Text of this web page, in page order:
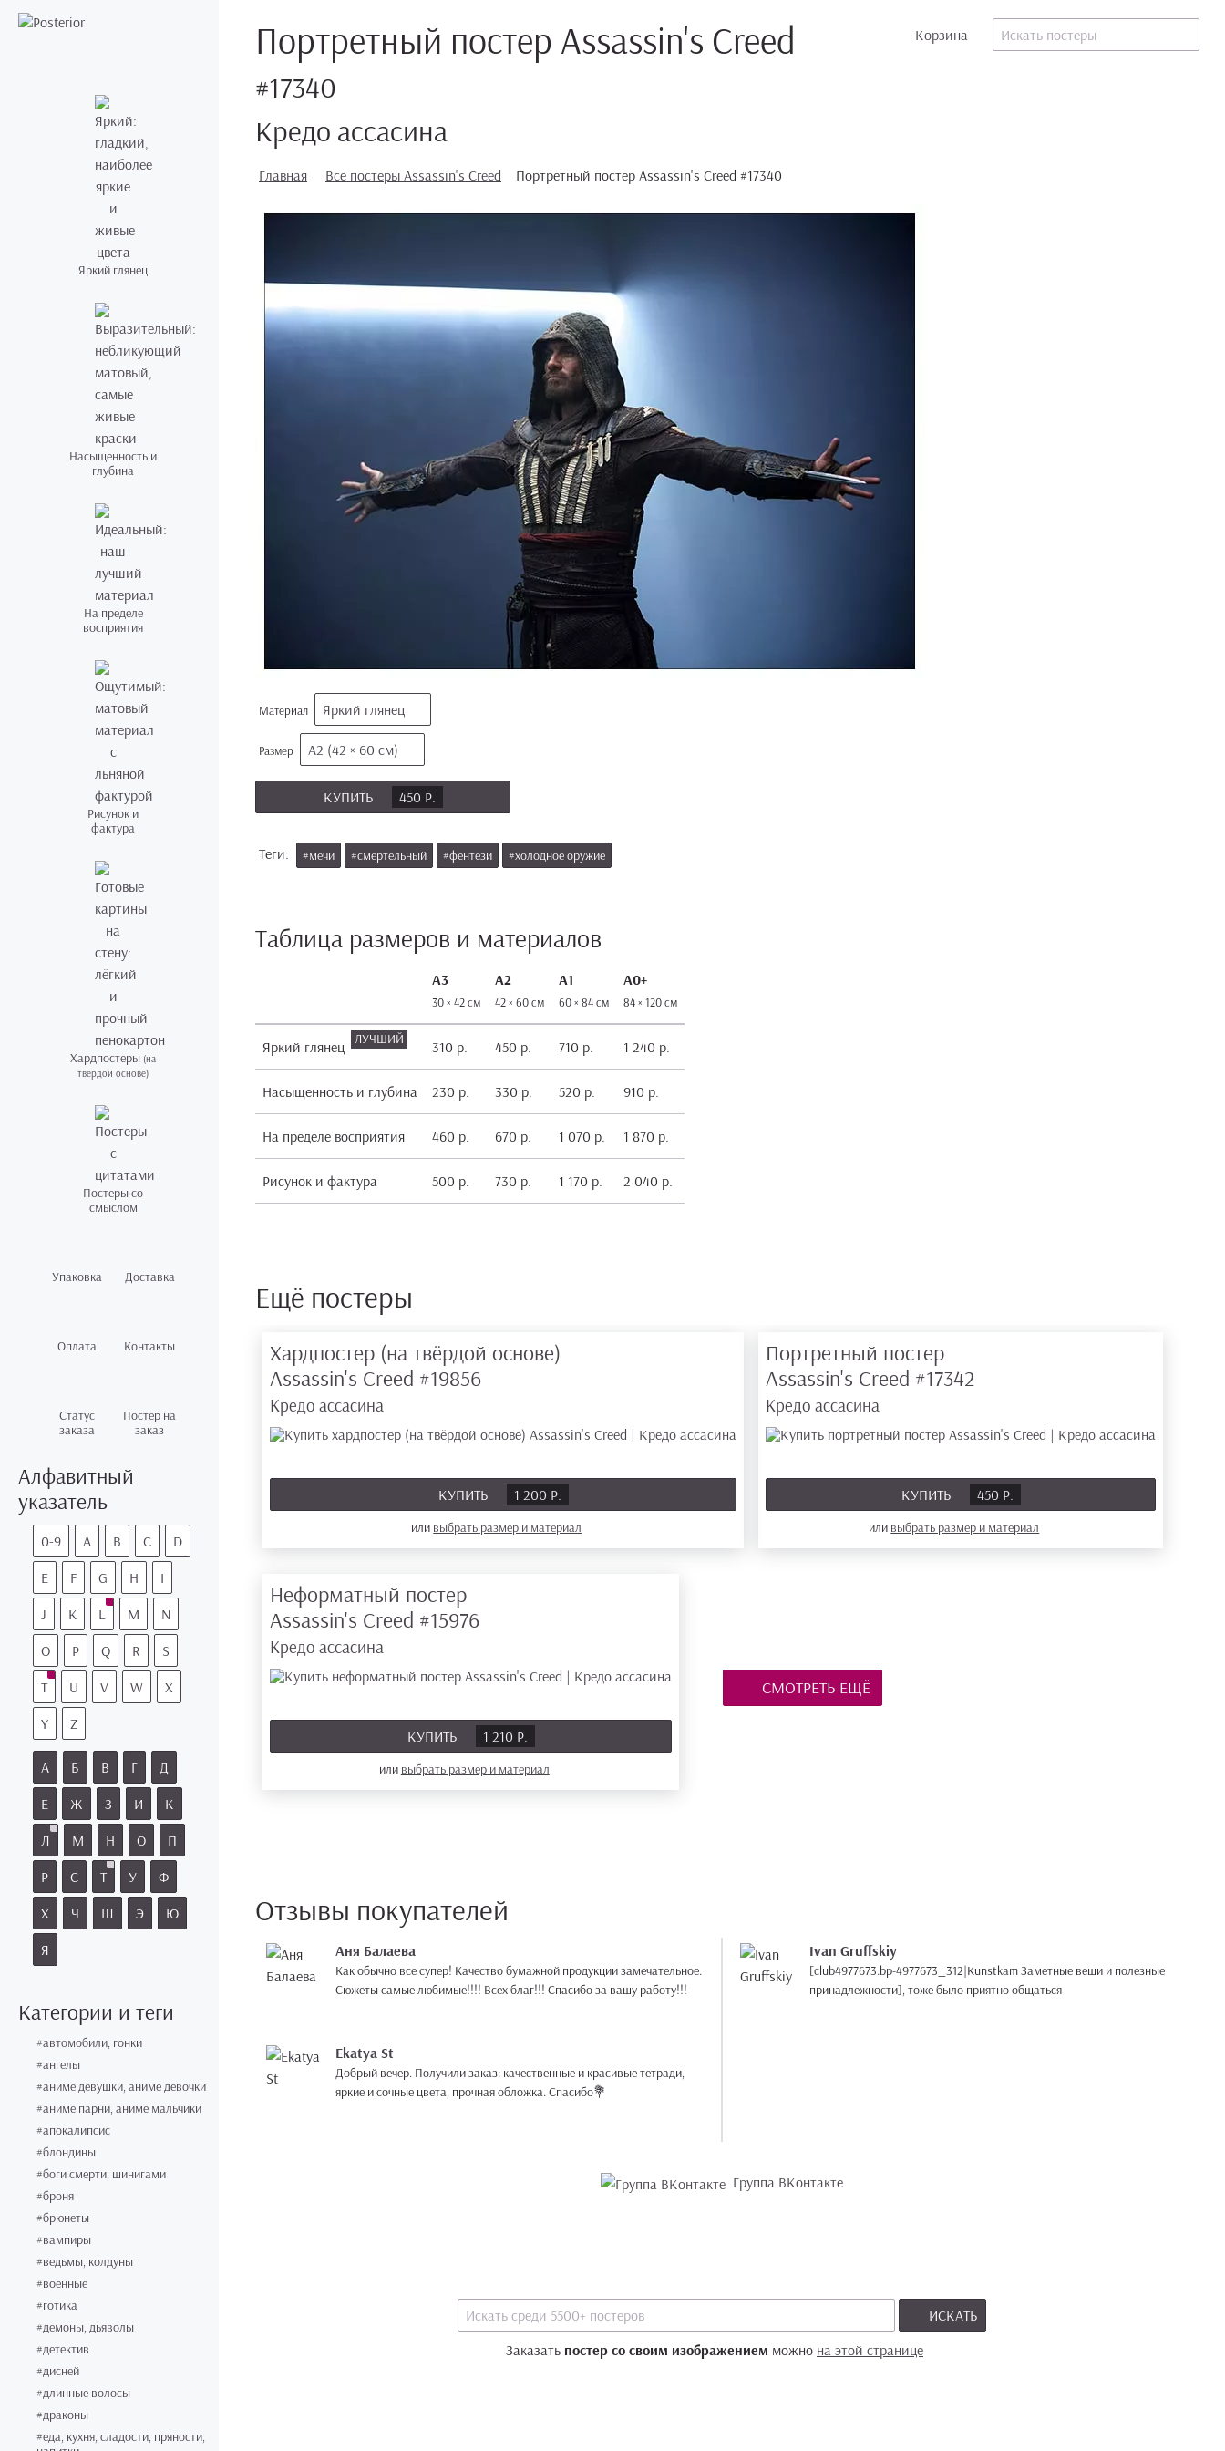
Корзина
Яркий глянец
Насыщенность и
глубина
На пределе
восприятия
Рисунок и
фактура
Хардпостеры (на
твёрдой основе)
Постеры со
смыслом
Упаковка Доставка
Оплата Контакты
Статус
заказа
Постер на
заказ
Алфавитный
указатель
0-9 A B C
D
E
F G H
I
J
K L M
N
O
P Q R
S
T
U V W
X
Y
Z
А Б В Г
Д
Е
Ж З И
К
Л
М Н О
П
Р
С Т У
Ф
Х
Ч Ш Э
Ю
Я
Категории и теги
#автомобили, гонки
#ангелы
#аниме девушки, аниме девочки
#аниме парни, аниме мальчики
#апокалипсис
#блондины
#боги смерти, шинигами
#броня
#брюнеты
#вампиры
#ведьмы, колдуны
#военные
#готика
#демоны, дьяволы
#детектив
#дисней
#длинные волосы
#драконы
#еда, кухня, сладости, пряности,
Портретный постер Assassin's Creed
#17340
Кредо ассасина
Главная Все постеры Assassin's Creed Портретный постер Assassin's Creed #17340
Материал Яркий глянец
Размер А2 (42 × 60 см)
КУПИТЬ 450 Р.
Теги: #мечи #смертельный #фентези #холодное оружие
Таблица размеров и материалов
А3
30 × 42 см
А2
42 × 60 см
А1
60 × 84 см
А0+
84 × 120 см
Яркий глянец 310 р. 450 р. 710 р. 1 240 р.
Насыщенность и глубина 230 р. 330 р. 520 р. 910 р.
На пределе восприятия 460 р. 670 р. 1 070 р. 1 870 р.
Рисунок и фактура 500 р. 730 р. 1 170 р. 2 040 р.
Ещё постеры
Хардпостер (на твёрдой основе)
Assassin's Creed #19856
Кредо ассасина
КУПИТЬ 1 200 Р.
или выбрать размер и материал
Портретный постер
Assassin's Creed #17342
Кредо ассасина
КУПИТЬ 450 Р.
или выбрать размер и материал
Неформатный постер
Assassin's Creed #15976
Кредо ассасина
КУПИТЬ 1 210 Р.
или выбрать размер и материал
СМОТРЕТЬ ЕЩЁ
Отзывы покупателей
Аня Балаева
Как обычно все супер! Качество бумажной продукции замечательное.
Сюжеты самые любимые!!!! Всех благ!!! Спасибо за вашу работу!!!
Ekatya St
Добрый вечер. Получили заказ: качественные и красивые тетради,
яркие и сочные цвета, прочная обложка. Спасибо💐
Ivan Gruffskiy
[club4977673:bp-4977673_312|Kunstkam Заметные вещи и полезные
принадлежности], тоже было приятно общаться
Группа ВКонтакте
ИСКАТЬ
Заказать постер со своим изображением можно на этой странице